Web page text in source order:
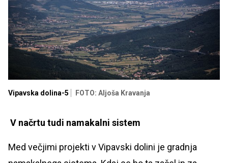
Vipavska dolina-5 FOTO: Aljoša Kravanja
V načrtu tudi namakalni sistem
Med večjimi projekti v Vipavski dolini je gradnja